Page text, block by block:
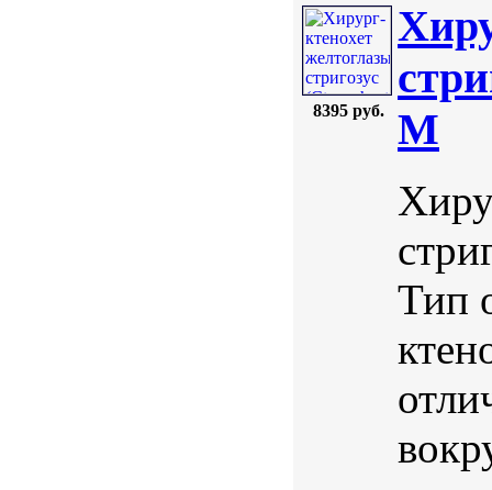
8395 руб.
M
Тип